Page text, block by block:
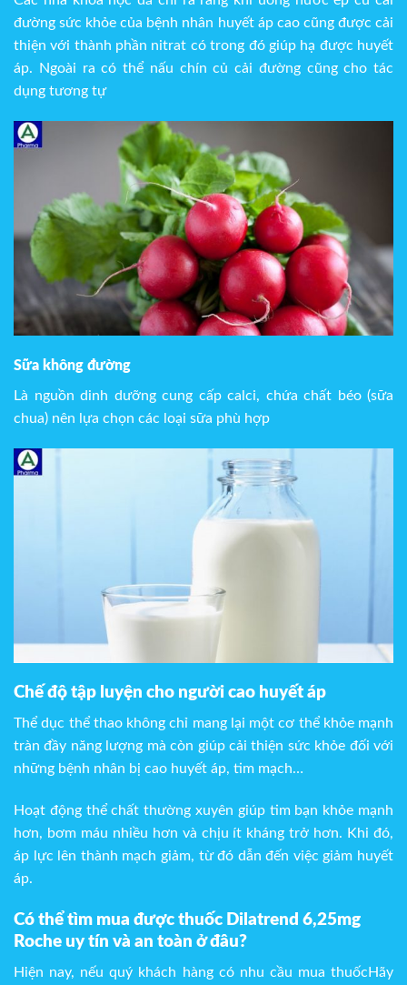
đường sức khỏe của bệnh nhân huyết áp cao cũng được cải
thiện với thành phần nitrat có trong đó giúp hạ được huyết
áp. Ngoài ra có thể nấu chín củ cải đường cũng cho tác
dụng tương tự
Sữa không đường
Là nguồn dinh dưỡng cung cấp calci, chứa chất béo (sữa
chua) nên lựa chọn các loại sữa phù hợp
Chế độ tập luyện cho người cao huyết áp
Thể dục thể thao không chỉ mang lại một cơ thể khỏe mạnh
tràn đầy năng lượng mà còn giúp cải thiện sức khỏe đối với
những bệnh nhân bị cao huyết áp, tim mạch…
Hoạt động thể chất thường xuyên giúp tim bạn khỏe mạnh
hơn, bơm máu nhiều hơn và chịu ít kháng trở hơn. Khi đó,
áp lực lên thành mạch giảm, từ đó dẫn đến việc giảm huyết
áp.
Có thể tìm mua được thuốc Dilatrend 6,25mg
Roche uy tín và an toàn ở đâu?
Hiện nay, nếu quý khách hàng có nhu cầu mua thuốcHãy